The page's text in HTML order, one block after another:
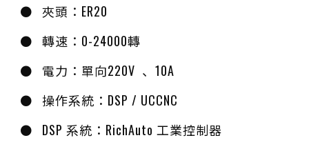
夾頭：ER20
轉速：0-24000轉
電力：單向220V 、10A
操作系統：DSP / UCCNC
DSP 系統：RichAuto 工業控制器